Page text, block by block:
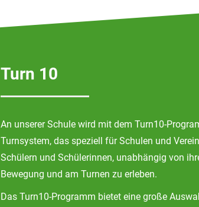
Turn 10
An unserer Schule wird mit dem Turn10-
Turnsystem, das speziell für Schulen und
Schülern und Schülerinnen, unabhängig von
Bewegung und am Turnen zu erleben.
Das Turn10-Programm bietet eine große